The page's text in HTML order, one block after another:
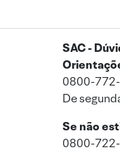
SAC -
0800-
De
Se não
0800-